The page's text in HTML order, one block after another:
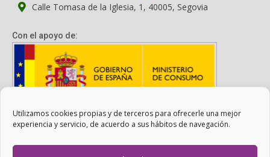
Utilizamos cookies propias y de terceros para ofrecerle una mejor
experiencia y servicio, de acuerdo a sus hábitos de navegación.
Calle Tomasa de la Iglesia, 1, 40005, Segovia
Con el apoyo de:
Con el apoyo del Ministerio de Consumo. Su contenido es
responsabilidad exclusiva de la asociación.